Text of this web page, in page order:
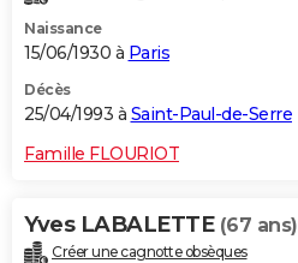
Naissance
15/06/1930 à Paris
Décès
25/04/1993 à Saint-Paul-de-Serre
Famille FLOURIOT
Yves LABALETTE (67 ans)
Créer une cagnotte obsèques